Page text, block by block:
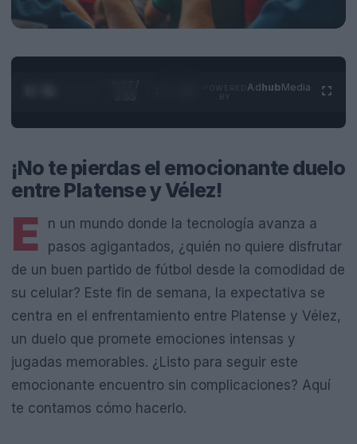
0:28 /
AdhubMedia
¡No te pierdas el emocionante duelo
entre Platense y Vélez!
E
n un mundo donde la tecnología avanza a
pasos agigantados, ¿quién no quiere disfrutar
de un buen partido de fútbol desde la comodidad de
su celular? Este fin de semana, la expectativa se
centra en el enfrentamiento entre Platense y Vélez,
un duelo que promete emociones intensas y
jugadas memorables. ¿Listo para seguir este
emocionante encuentro sin complicaciones? Aquí
te contamos cómo hacerlo.